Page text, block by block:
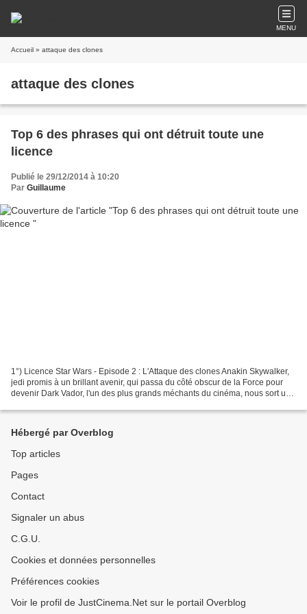
MENU
Accueil » attaque des clones
attaque des clones
Top 6 des phrases qui ont détruit toute une
licence
Publié le 29/12/2014 à 10:20
Par Guillaume
1°) Licence Star Wars - Episode 2 : L'Attaque des clones Anakin Skywalker,
jedi promis à un brillant avenir, qui passa du côté obscur de la Force pour
devenir Dark Vador, l'un des plus grands méchants du cinéma, nous sort une
Hébergé par Overblog
Top articles
Pages
Contact
Signaler un abus
C.G.U.
Cookies et données personnelles
Préférences cookies
Voir le profil de JustCinema.Net sur le portail Overblog